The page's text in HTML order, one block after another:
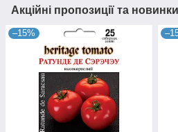
Акційні пропозиції та новинки
–15%